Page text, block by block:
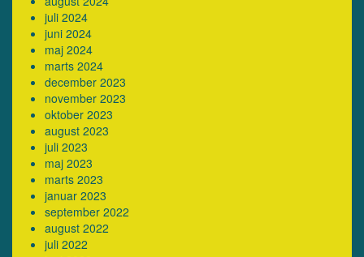
juli 2024
juni 2024
maj 2024
marts 2024
december 2023
november 2023
oktober 2023
august 2023
juli 2023
maj 2023
marts 2023
januar 2023
september 2022
august 2022
juli 2022